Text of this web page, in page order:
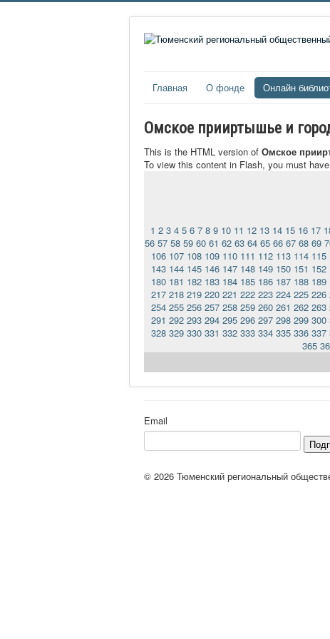
Главная О фонде Онлайн
Омское прииртышье и
This is the HTML version of Омское
To view this content in Flash, you must
1 2 3 4 5 6 7 8 9 10 11 12 13 14 15 16 17
56 57 58 59 60 61 62 63 64 65 66 67 68 69
106 107 108 109 110 111 112 113 114 115
143 144 145 146 147 148 149 150 151 152
180 181 182 183 184 185 186 187 188 189
217 218 219 220 221 222 223 224 225 226
254 255 256 257 258 259 260 261 262 263
291 292 293 294 295 296 297 298 299 300
328 329 330 331 332 333 334 335 336 337
365
Email
© 2026 Тюменский региональный